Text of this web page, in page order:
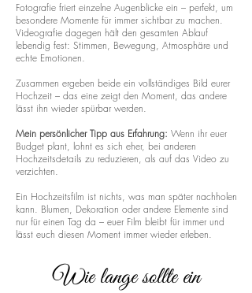
Fotografie friert einzelne Augenblicke ein – perfekt, um
besondere Momente für immer sichtbar zu machen.
Videografie dagegen hält den gesamten Ablauf
lebendig fest: Stimmen, Bewegung, Atmosphäre und
echte Emotionen.
Zusammen ergeben beide ein vollständiges Bild eurer
Hochzeit – das eine zeigt den Moment, das andere
lässt ihn wieder spürbar werden.
Mein persönlicher Tipp aus Erfahrung: Wenn ihr euer
Budget plant, lohnt es sich eher, bei anderen
Hochzeitsdetails zu reduzieren, als auf das Video zu
verzichten.
Ein Hochzeitsfilm ist nichts, was man später nachholen
kann. Blumen, Dekoration oder andere Elemente sind
nur für einen Tag da – euer Film bleibt für immer und
lässt euch diesen Moment immer wieder erleben.
Wie lange sollte ein